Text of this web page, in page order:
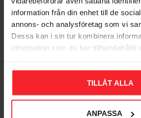
information från din enhet till de
annons- och analysföretag som vi
Dessa kan i sin tur kombinera
information som du har tillhandahållit
TILLÅT ALLA
ANPASSA
Vægarmatur Bologna
Up, Hvid/Opal, 46W,